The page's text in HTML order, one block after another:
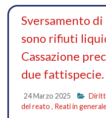
Sversamento
sono rifiuti
Cassazione
due fattispecie.
24 Marzo 2025
del reato , Reati in